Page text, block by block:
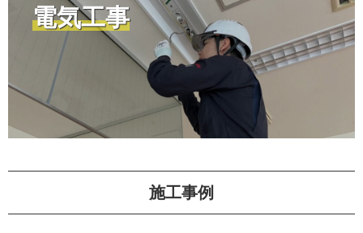
電気工事
施工事例